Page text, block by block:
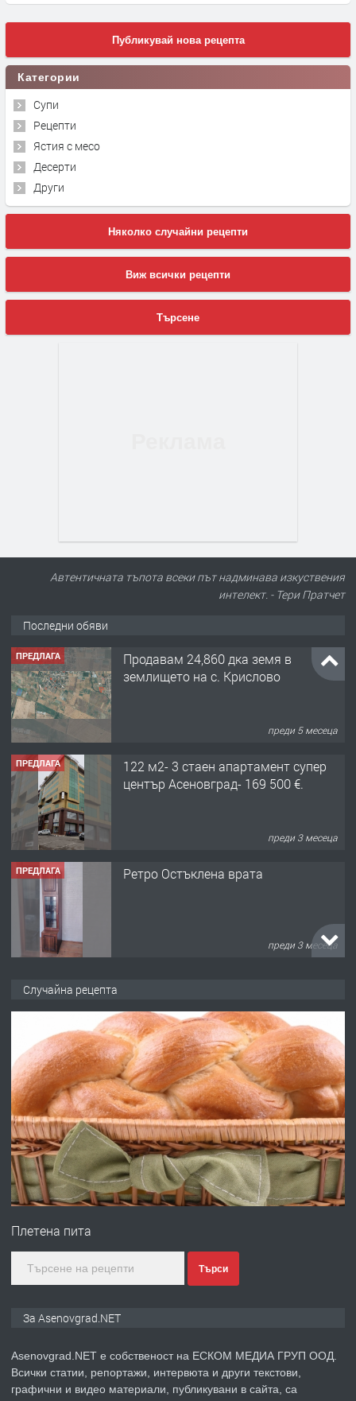
Публикувай нова рецепта
Категории
Супи
Рецепти
Ястия с месо
Десерти
Други
Няколко случайни рецепти
Виж всички рецепти
Търсене
Автентичната тъпота всеки път надминава изкуствения
интелект. - Тери Пратчет
Последни обяви
ПРЕДЛАГА
Продавам 24,860 дка земя в
землището на с. Крислово
преди 5 месеца
ПРЕДЛАГА
122 м2- 3 стаен апартамент супер
ПРЕДЛАГА Ретро Остъклена врата
ПРЕДЛАГА
със сертификат от ЕЦБ
преди 1 година
ПРЕДЛАГА
Професионална зеленчукорезачка
за заведения и дома
преди 1 година
ПРЕДЛАГА
преди 2 години
Случайна рецепта
Плетена пита
Търси
За Asenovgrad.NET
Asenovgrad.NET е собственост на ЕСКОМ МЕДИА ГРУП ООД.
Всички статии, репортажи, интервюта и други текстови,
графични и видео материали, публикувани в сайта, са